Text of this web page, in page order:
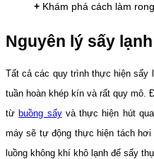
+ Khám phá cách làm
Nguyên lý sấy lạnh
Tất cả các quy trình thực hiện sấy
tuần hoàn khép kín và rất quy mô.
từbuồng sấyvà thực hiện hút qua
máy sẽ tự động thực hiện tách
luồng không khí khô lạnh để sấy